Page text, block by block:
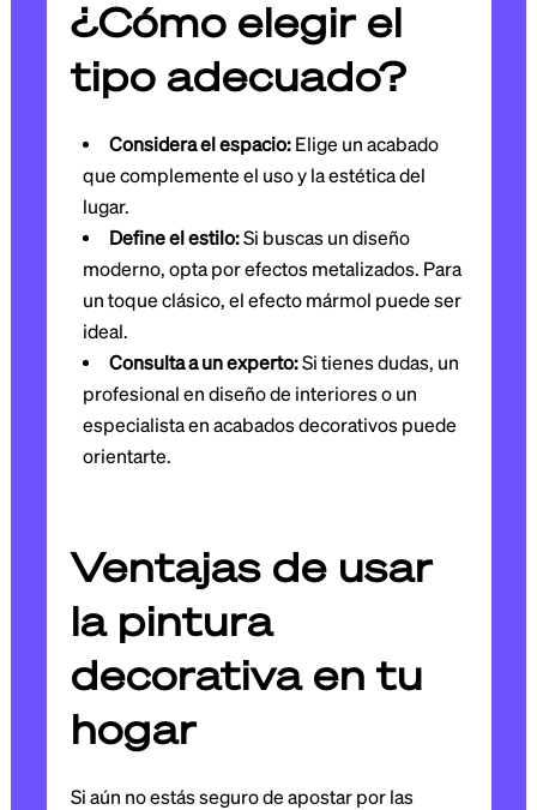
¿Cómo elegir el
tipo adecuado?
Considera el espacio:Elige un acabado
que complemente el uso y la estética del
lugar.
Define el estilo:Si buscas un diseño
moderno, opta por efectos metalizados. Para
un toque clásico, el efecto mármol puede ser
ideal.
Consulta a un experto:Si tienes dudas, un
profesional en diseño de interiores o un
especialista en acabados decorativos puede
orientarte.
Ventajas de usar
la pintura
decorativa en tu
hogar
Si aún no estás seguro de apostar por las